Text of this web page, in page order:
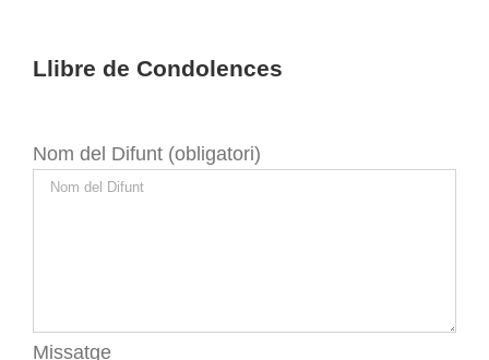
Llibre de Condolences
Nom del Difunt (obligatori)
Missatge